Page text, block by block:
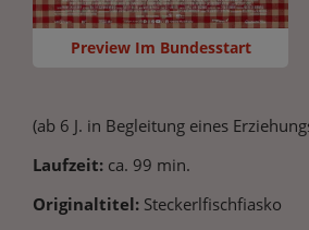
Preview Im Bundesstart
(ab 6 J. in Begleitung eines
Laufzeit: ca. 99 min.
Originaltitel: Steckerlfischfiasko